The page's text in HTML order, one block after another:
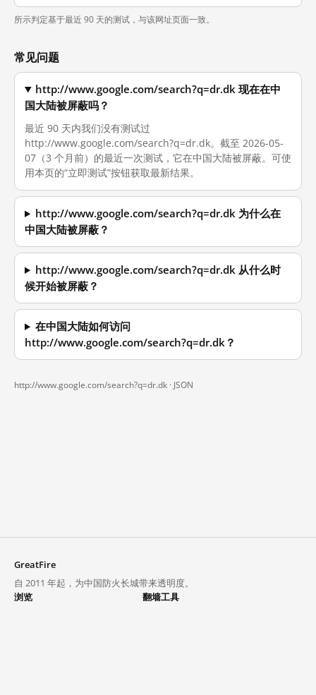
所示判定基于最近 90 天的测试，与该网址页面一致。
常见问题
http://www.google.com/search?q=dr.dk 现在在中
国大陆被屏蔽吗？
最近 90 天内我们没有测试过
http://www.google.com/search?q=dr.dk。截至 2026-05-
07（3 个月前）的最近一次测试，它在中国大陆被屏蔽。可使
用本页的“立即测试”按钮获取最新结果。
http://www.google.com/search?q=dr.dk 为什么在
中国大陆被屏蔽？
http://www.google.com/search?q=dr.dk 从什么时
候开始被屏蔽？
在中国大陆如何访问
http://www.google.com/search?q=dr.dk？
http://www.google.com/search?q=dr.dk · JSON
GreatFire
自 2011 年起，为中国防火长城带来透明度。
浏览
翻墙工具